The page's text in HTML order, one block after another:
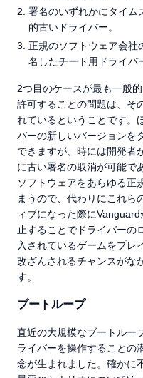
署名のいずれかにタイム
的古いドライバー。
正規のソフトウェア会社
名したチート用ドライバ
2つ目のケースが最も一般
許可することの問題は、そ
れているということです。
バーの新しいバージョンを
できますが、時には開発者
に古い署名の取消が可能で
ソフトウェアをあらゆる正
まうので、代わりにこれら
ィブになった際に
止することでドライバーの
入されているゲームをプレ
改ざんされるチャンスがな
す。
ブートループ
直近の大規模なブートルー
ライバーを操作することの
念が生まれました。確かに